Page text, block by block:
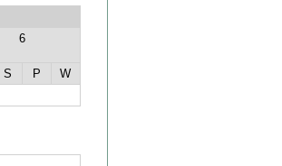
6
S P
W